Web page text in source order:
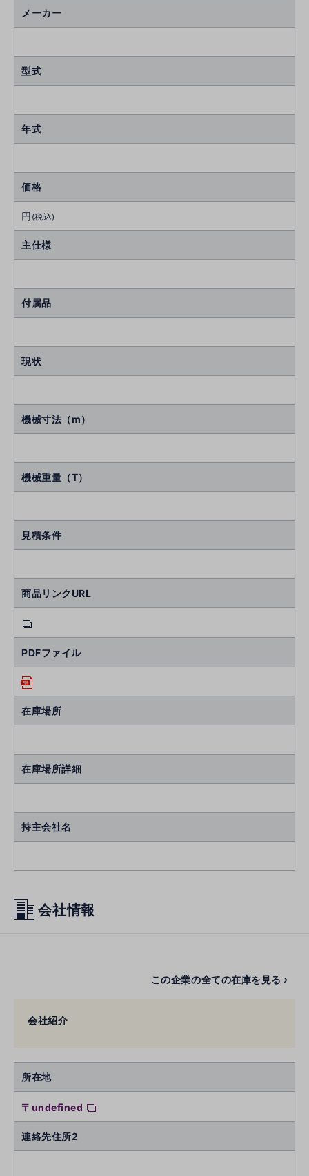
メーカー
型式
年式
価格
円 (税込)
主仕様
付属品
現状
機械寸法（m）
機械重量（T）
見積条件
商品リンクURL
PDFファイル
在庫場所
在庫場所詳細
持主会社名
会社情報
この企業の全ての在庫を見る
会社紹介
所在地
〒undefined
連絡先住所2